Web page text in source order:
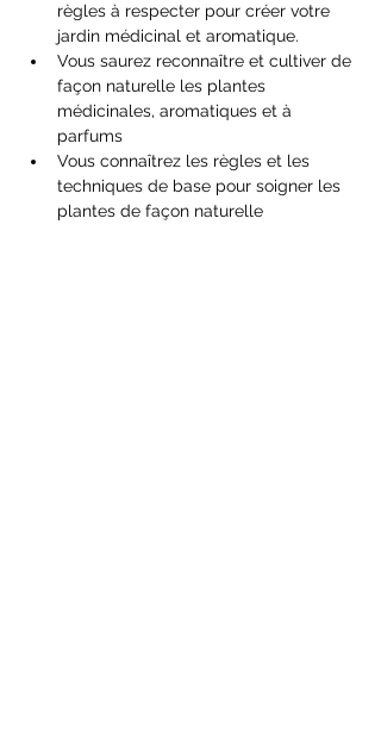
règles à respecter pour créer votre
jardin médicinal et aromatique.
Vous saurez reconnaître et cultiver de
façon naturelle les plantes
médicinales, aromatiques et à
parfums
Vous connaîtrez les règles et les
techniques de base pour soigner les
plantes de façon naturelle